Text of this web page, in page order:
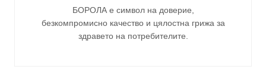
БОРОЛА е символ на доверие,
безкомпромисно качество и цялостна грижа за
здравето на потребителите.